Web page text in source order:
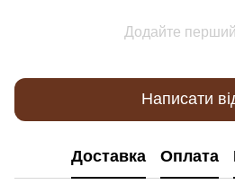
Додайте перший
Написати
Доставка Оплата